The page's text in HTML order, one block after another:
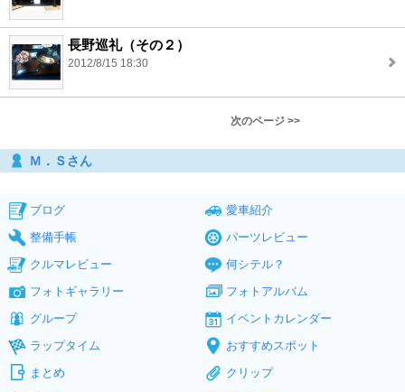
長野巡礼（その２）
2012/8/15 18:30
次のページ >>
Ｍ．Ｓさん
ブログ
愛車紹介
整備手帳
パーツレビュー
クルマレビュー
何シテル？
フォトギャラリー
フォトアルバム
グループ
イベントカレンダー
ラップタイム
おすすめスポット
まとめ
クリップ